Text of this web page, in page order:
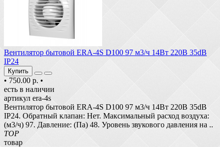
Вентилятор бытовой ERA-4S D100 97 м3/ч 14Вт 220В 35dB
IP24
Купить
• 750.00 р. •
есть в наличии
артикул era-4s
Вентилятор бытовой ERA-4S D100 97 м3/ч 14Вт 220В 35dB
IP24. Обратный клапан: Нет. Максимальный расход воздуха:
(м3/ч) 97. Давление: (Па) 48. Уровень звукового давления на ..
TOP
товар